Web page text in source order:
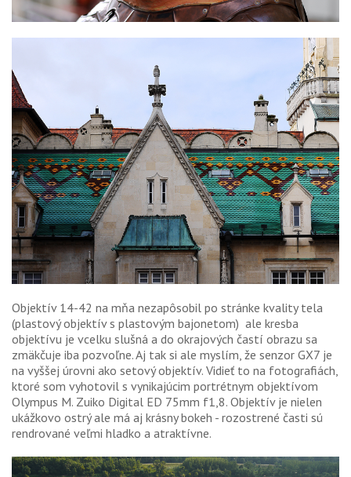
Objektív 14-42 na mňa nezapôsobil po stránke kvality tela
(plastový objektív s plastovým bajonetom) ale kresba
objektívu je vcelku slušná a do okrajových častí obrazu sa
zmäkčuje iba pozvoľne. Aj tak si ale myslím, že senzor GX7 je
na vyššej úrovni ako setový objektív. Vidieť to na fotografiách,
ktoré som vyhotovil s vynikajúcim portrétnym objektívom
Olympus M. Zuiko Digital ED 75mm f1,8. Objektív je nielen
ukážkovo ostrý ale má aj krásny bokeh - rozostrené časti sú
rendrované veľmi hladko a atraktívne.